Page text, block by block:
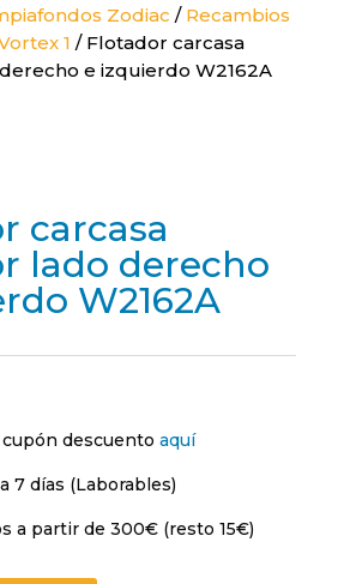
Zodiac / Recambios
1 / Flotador carcasa
e izquierdo W2162A
carcasa
lado derecho
W2162A
descuento aquí
7 días (Laborables)
a partir de 300€ (resto 15€)